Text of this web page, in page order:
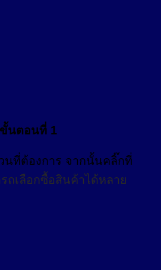
ขั้นตอนที่ 1
นที่ต้องการ จากนั้นคลิ๊กที่
ถเลือกซื้อสินค้าได้หลาย